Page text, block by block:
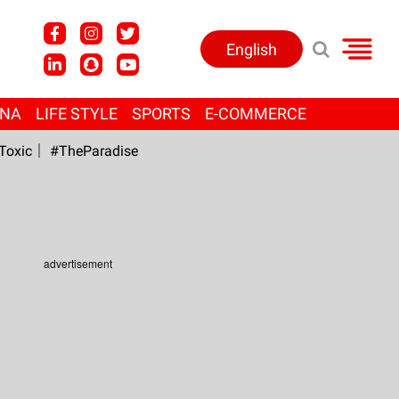
English
LIFE STYLE SPORTS E-COMMERCE
#TheParadise
advertisement